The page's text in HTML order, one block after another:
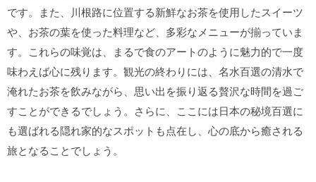
です。また、川根路に位置する新鮮なお茶を使用したスイーツ
や、お茶の葉を使った料理など、多彩なメニューが揃っていま
す。これらの味覚は、まるで食のアートのように魅力的で一度
味わえば心に残ります。観光の終わりには、名水百選の清水で
淹れたお茶を飲みながら、思い出を振り返る贅沢な時間を過ご
すことができるでしょう。さらに、ここには日本の秘境百選に
も選ばれる隠れ家的なスポットも点在し、心の底から癒される
旅となることでしょう。